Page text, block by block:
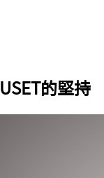
的堅持